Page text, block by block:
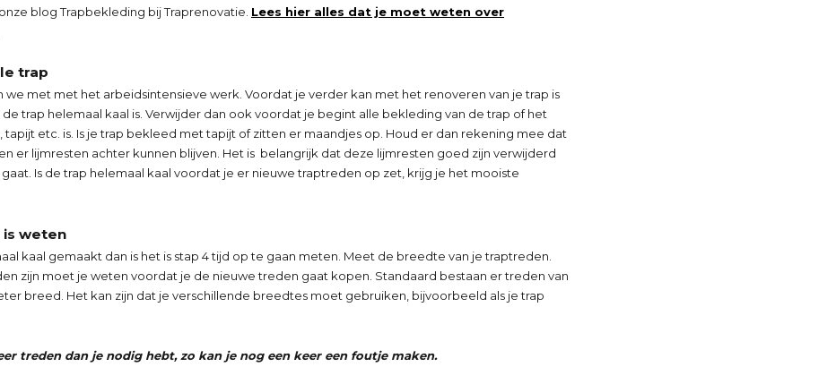
blog Trapbekleding bij Traprenovatie. Lees hier alles dat je moet weten over
trap
we met met het arbeidsintensieve werk. Voordat je verder kan met het renoveren van je trap is
trap helemaal kaal is. Verwijder dan ook voordat je begint alle bekleding van de trap of het
tapijt etc. is. Is je trap bekleed met tapijt of zitten er maandjes op. Houd er dan rekening mee dat
er lijmresten achter kunnen blijven. Het is belangrijk dat deze lijmresten goed zijn verwijderd
Is de trap helemaal kaal voordat je er nieuwe traptreden op zet, krijg je het mooiste
is weten
kaal gemaakt dan is het is stap 4 tijd op te gaan meten. Meet de breedte van je traptreden.
zijn moet je weten voordat je de nieuwe treden gaat kopen. Standaard bestaan er treden van
breed. Het kan zijn dat je verschillende breedtes moet gebruiken, bijvoorbeeld als je trap
treden dan je nodig hebt, zo kan je nog een keer een foutje maken.